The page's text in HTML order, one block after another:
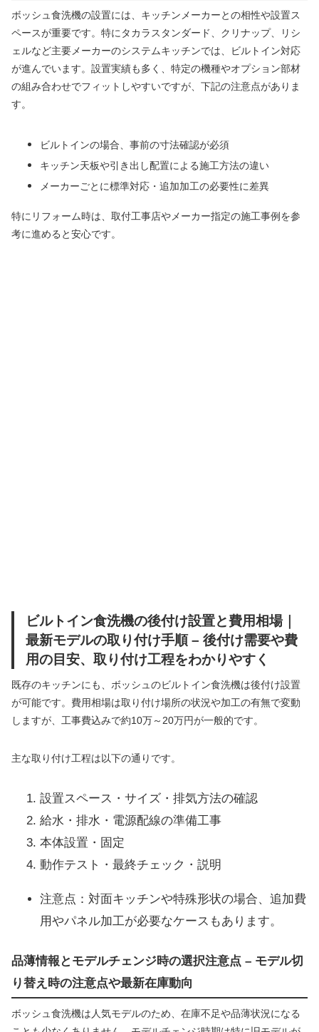
ボッシュ食洗機の設置には、キッチンメーカーとの相性や設置ス
ペースが重要です。特にタカラスタンダード、クリナップ、リシ
ェルなど主要メーカーのシステムキッチンでは、ビルトイン対応
が進んでいます。設置実績も多く、特定の機種やオプション部材
の組み合わせでフィットしやすいですが、下記の注意点がありま
す。
ビルトインの場合、事前の寸法確認が必須
キッチン天板や引き出し配置による施工方法の違い
メーカーごとに標準対応・追加加工の必要性に差異
特にリフォーム時は、取付工事店やメーカー指定の施工事例を参
考に進めると安心です。
ビルトイン食洗機の後付け設置と費用相場｜
最新モデルの取り付け手順 – 後付け需要や費
用の目安、取り付け工程をわかりやすく
既存のキッチンにも、ボッシュのビルトイン食洗機は後付け設置
が可能です。費用相場は取り付け場所の状況や加工の有無で変動
しますが、工事費込みで約10万～20万円が一般的です。
主な取り付け工程は以下の通りです。
設置スペース・サイズ・排気方法の確認
給水・排水・電源配線の準備工事
本体設置・固定
動作テスト・最終チェック・説明
注意点：対面キッチンや特殊形状の場合、追加費
用やパネル加工が必要なケースもあります。
品薄情報とモデルチェンジ時の選択注意点 – モデル切
り替え時の注意点や最新在庫動向
ボッシュ食洗機は人気モデルのため、在庫不足や品薄状況になる